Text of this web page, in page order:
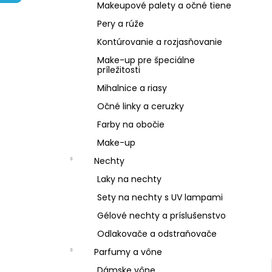
Makeupové palety a očné tiene
Pery a rúže
Kontúrovanie a rozjasňovanie
Make-up pre špeciálne
príležitosti
Mihalnice a riasy
Očné linky a ceruzky
Farby na obočie
Make-up
Nechty
Laky na nechty
Sety na nechty s UV lampami
Gélové nechty a príslušenstvo
Odlakovače a odstraňovače
Parfumy a vône
PLANTAE RHODIOLA ROSEA BIO 60
RASTLINNÝCH KAPSÚL
Pôvodne: €12,99